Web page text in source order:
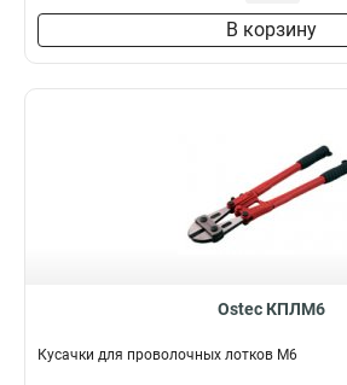
В корзину
Ostec КПЛМ6
Кусачки для проволочных лотков М6